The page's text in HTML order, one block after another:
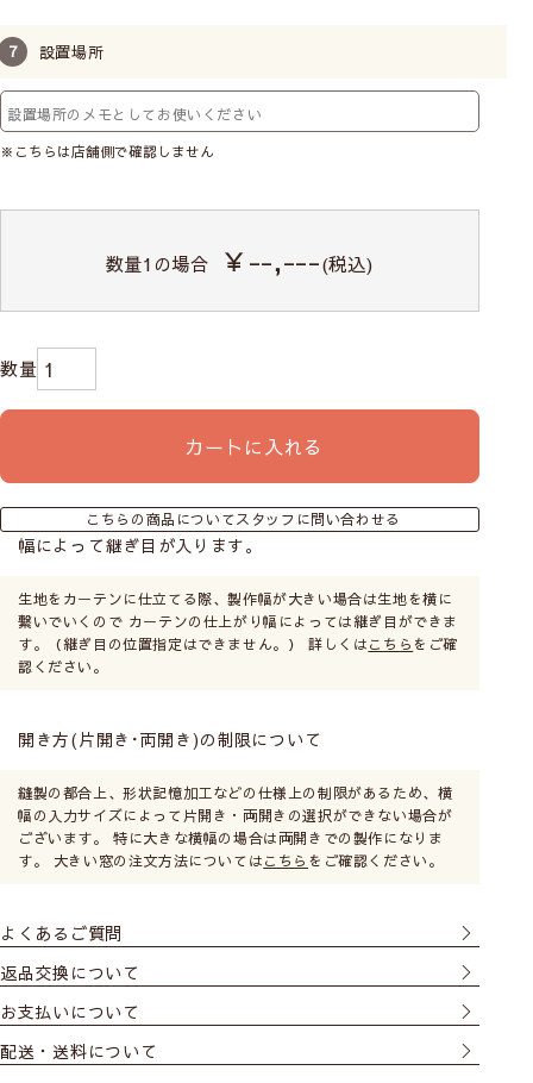
設置場所
※こちらは店舗側で確認しません
数量1の場合 ￥--,---(税込)
カートに入れる
こちらの商品についてスタッフに問い合わせる
幅によって継ぎ目が入ります。
生地をカーテンに仕立てる際、製作幅が大きい場合は生地を横に
繋いでいくので カーテンの仕上がり幅によっては継ぎ目ができま
す。（継ぎ目の位置指定はできません。） 詳しくはこちら をご確
認ください。
開き方(片開き･両開き)の制限について
縫製の都合上、形状記憶加工などの仕様上の制限があるため、横
幅の入力サイズによって片開き・両開きの選択ができない場合が
ございます。 特に大きな横幅の場合は両開きでの製作になりま
す。 大きい窓の注文方法についてはこちら をご確認ください。
よくあるご質問
返品交換について
お支払いについて
配送・送料について